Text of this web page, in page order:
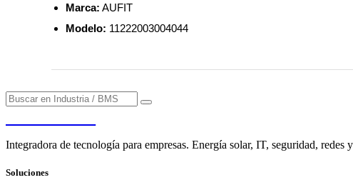
Marca: AUFIT
Modelo: 11222003004044
Integradora de tecnología para empresas. Energía solar, IT, seguridad, redes
Soluciones